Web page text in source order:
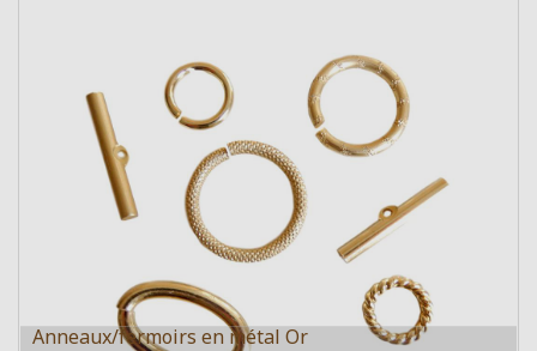
Anneaux/fermoirs en métal Or